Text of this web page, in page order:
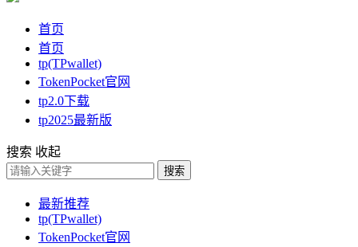
首页
首页
tp(TPwallet)
TokenPocket官网
tp2.0下载
tp2025最新版
搜索 收起
搜索
最新推荐
tp(TPwallet)
TokenPocket官网